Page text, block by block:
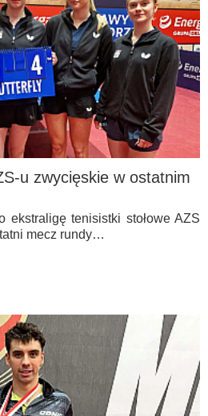
u zwycięskie w ostatnim
ekstraligę tenisistki stołowe AZS
mecz rundy…